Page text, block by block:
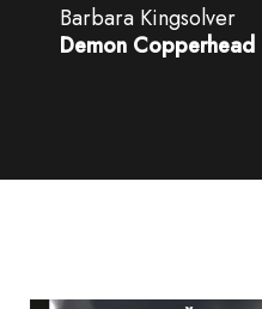
Barbara Kingsolver
Demon Copperhead